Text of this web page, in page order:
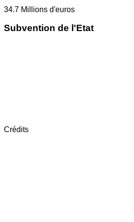
34.7 Millions d'euros
Subvention de l'Etat
Crédits